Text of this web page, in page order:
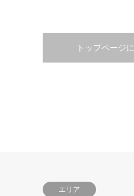
トップページ
エリア